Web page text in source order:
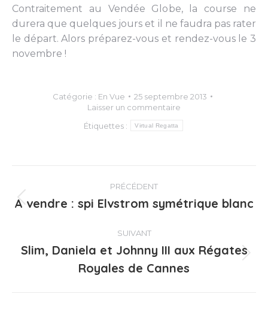
Contraitement au Vendée Globe, la course ne
durera que quelques jours et il ne faudra pas rater
le départ. Alors préparez-vous et rendez-vous le 3
novembre !
Catégorie : En Vue
25 septembre 2013
Laisser un commentaire
Étiquettes :
Virtual Regatta
Navigation
article
PRÉCÉDENT
Article
:
A vendre : spi Elvstrom symétrique blanc
SUIVANT
Article
suivant
Slim, Daniela et Johnny III aux Régates
Royales de Cannes